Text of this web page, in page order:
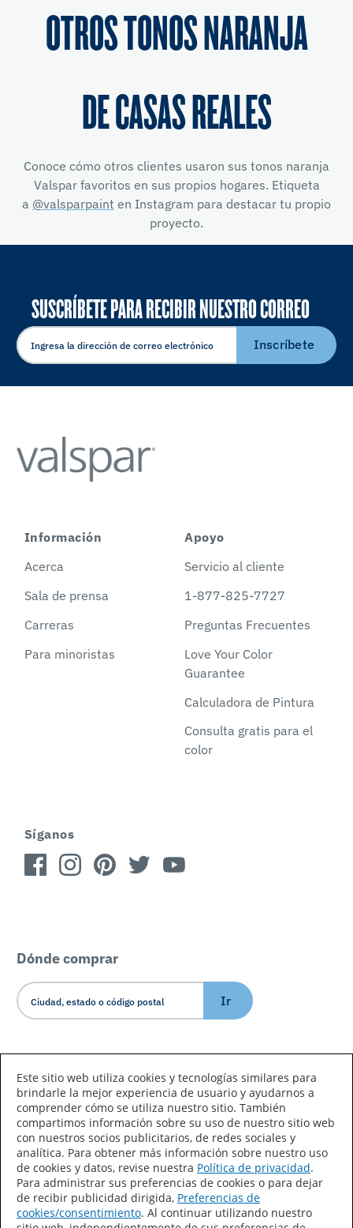
OTROS TONOS NARANJA
DE CASAS REALES
Conoce cómo otros clientes usaron sus tonos naranja
Valspar favoritos en sus propios hogares. Etiqueta
a @valsparpaint en Instagram para destacar tu propio
proyecto.
SUSCRÍBETE PARA RECIBIR NUESTRO CORREO
ELECTRÓNICO
Inscríbete
Información
Acerca
Sala de prensa
Carreras
Para minoristas
Apoyo
Servicio al cliente
1-877-825-7727
Preguntas Frecuentes
Love Your Color
Guarantee
Calculadora de Pintura
Consulta gratis para el
color
Síganos
Dónde comprar
Ir
Declaración de accesibilidad
Mapa del sitio
Términos de uso
Privacidad
Este sitio web utiliza cookies y tecnologías similares para
brindarle la mejor experiencia de usuario y ayudarnos a
comprender cómo se utiliza nuestro sitio. También
compartimos información sobre su uso de nuestro sitio web
con nuestros socios publicitarios, de redes sociales y
analítica. Para obtener más información sobre nuestro uso
de cookies y datos, revise nuestra Política de privacidad.
Para administrar sus preferencias de cookies o para dejar
de recibir publicidad dirigida, Preferencias de
cookies/consentimiento. Al continuar utilizando nuestro